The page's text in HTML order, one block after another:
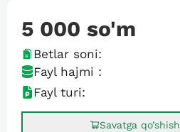
5 000 so'm
Betlar soni:
Fayl hajmi :
Fayl turi:
Savatga qo’shish